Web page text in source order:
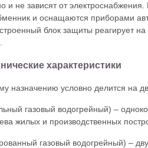
и не зависят от электроснабжения.
и оснащаются приборами
блок защиты реагирует
характеристики
назначению условно делится на
газовый водогрейный) –
жилых и производственных
газовый водогрейный) –